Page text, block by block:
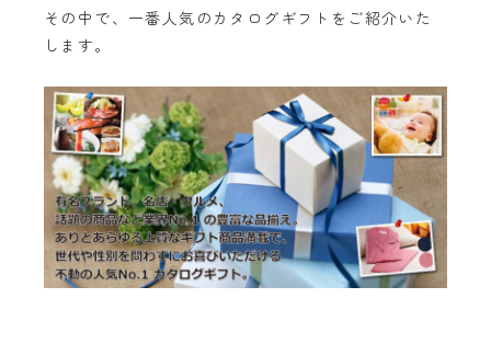
その中で、一番人気のカタログギフトをご紹介いた
します。